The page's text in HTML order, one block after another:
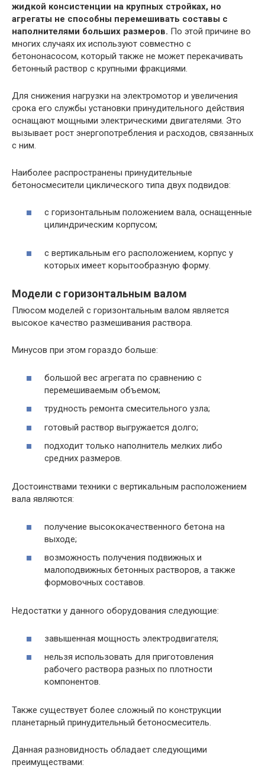
жидкой консистенции на крупных стройках, но
агрегаты не способны перемешивать составы с
наполнителями больших размеров. По этой причине во
многих случаях их используют совместно с
бетононасосом, который также не может перекачивать
бетонный раствор с крупными фракциями.
Для снижения нагрузки на электромотор и увеличения
срока его службы установки принудительного действия
оснащают мощными электрическими двигателями. Это
вызывает рост энергопотребления и расходов, связанных
с ним.
Наиболее распространены принудительные
бетоносмесители циклического типа двух подвидов:
с горизонтальным положением вала, оснащенные
цилиндрическим корпусом;
с вертикальным его расположением, корпус у
которых имеет корытообразную форму.
Модели с горизонтальным валом
Плюсом моделей с горизонтальным валом является
высокое качество размешивания раствора.
Минусов при этом гораздо больше:
большой вес агрегата по сравнению с
перемешиваемым объемом;
трудность ремонта смесительного узла;
готовый раствор выгружается долго;
подходит только наполнитель мелких либо
средних размеров.
Достоинствами техники с вертикальным расположением
вала являются:
получение высококачественного бетона на
выходе;
возможность получения подвижных и
малоподвижных бетонных растворов, а также
формовочных составов.
Недостатки у данного оборудования следующие:
завышенная мощность электродвигателя;
нельзя использовать для приготовления
рабочего раствора разных по плотности
компонентов.
Также существует более сложный по конструкции
планетарный принудительный бетоносмеситель.
Данная разновидность обладает следующими
преимуществами: